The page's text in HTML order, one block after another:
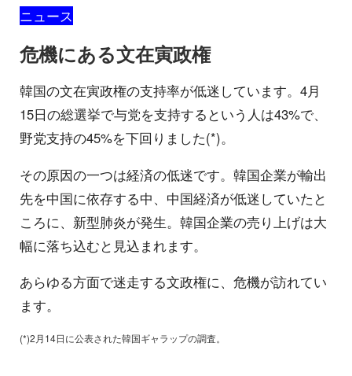
ニュース
危機にある文在寅政権
韓国の文在寅政権の支持率が低迷しています。4月
15日の総選挙で与党を支持するという人は43%で、
野党支持の45%を下回りました(*)。
その原因の一つは経済の低迷です。韓国企業が輸出
先を中国に依存する中、中国経済が低迷していたと
ころに、新型肺炎が発生。韓国企業の売り上げは大
幅に落ち込むと見込まれます。
あらゆる方面で迷走する文政権に、危機が訪れてい
ます。
(*)2月14日に公表された韓国ギャラップの調査。